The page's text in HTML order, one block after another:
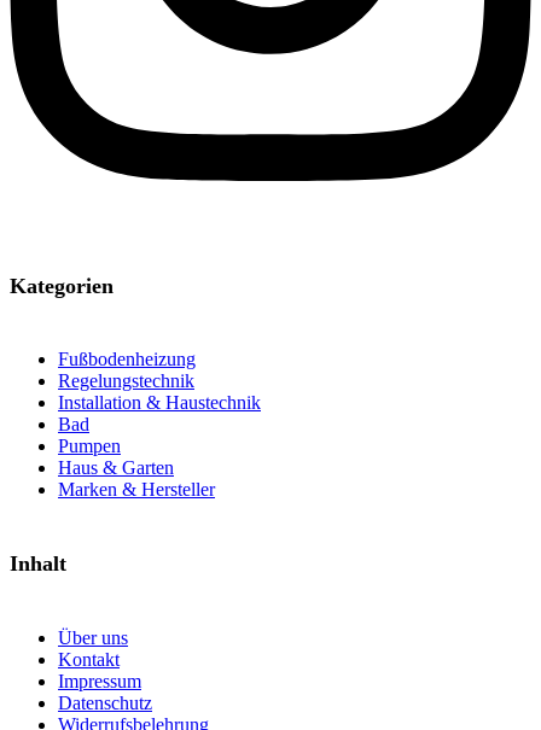
Kategorien
Fußbodenheizung
Regelungstechnik
Installation & Haustechnik
Bad
Pumpen
Haus & Garten
Marken & Hersteller
Inhalt
Über uns
Kontakt
Impressum
Datenschutz
Widerrufsbelehrung